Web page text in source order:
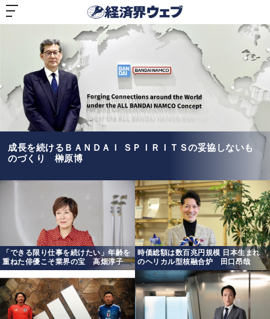
ウ
ェ
ブ
成長を続けるＢＡＮＤＡＩ ＳＰＩＲＩＴＳの妥協しないも
のづくり 榊原博
「できる限り仕事を続けたい」年齢を
重ねた俳優こそ業界の宝 高畑淳子
時価総額は数百兆円規模 日本生まれ
のヘリカル型核融合炉 田口昂哉